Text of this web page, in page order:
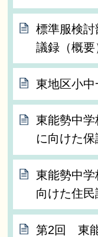
標準服検
議録（概要
東地区小
東能勢中
に向けた
東能勢中
向けた住
第2回 東